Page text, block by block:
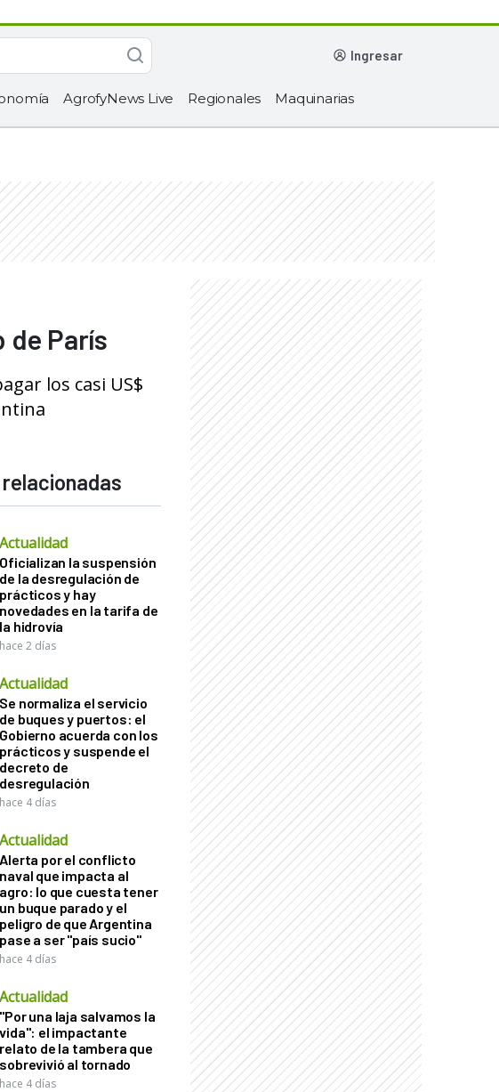
ingresar
AgrofyNews Live Regionales Maquinarias
de París
los casi US$
Actualidad
Oficializan la suspensión
de la desregulación de
prácticos y hay
novedades en la tarifa de
la hidrovía
hace 2 días
Actualidad
Se normaliza el servicio
de buques y puertos: el
Gobierno acuerda con los
prácticos y suspende el
decreto de
desregulación
hace 4 días
Actualidad
Alerta por el conflicto
naval que impacta al
agro: lo que cuesta tener
un buque parado y el
peligro de que Argentina
pase a ser "país sucio"
hace 4 días
Actualidad
"Por una laja salvamos la
vida": el impactante
relato de la tambera que
sobrevivió al tornado
hace 4 días